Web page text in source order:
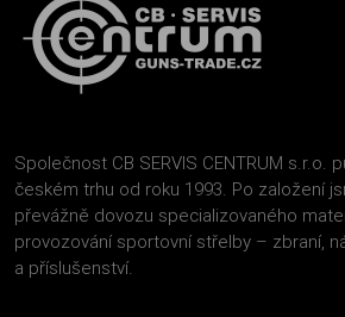
Společnost CB SERVIS CENTRUM s.r.o.
českém trhu od roku 1993. Po založení
převážně dovozu specializovaného
provozování sportovní střelby – zbraní,
a příslušenství.